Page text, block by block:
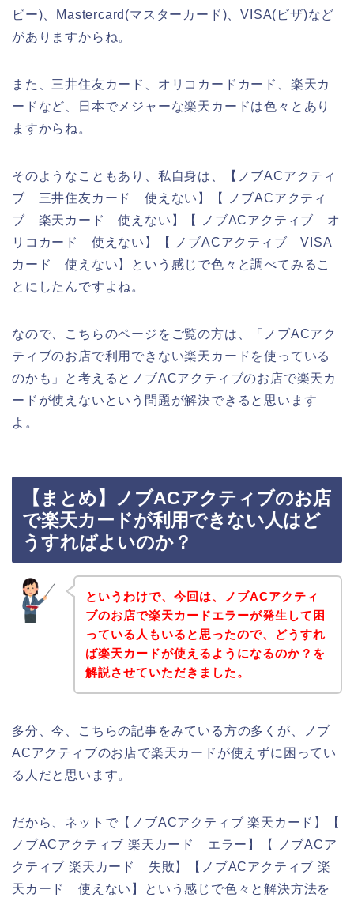
ビー)、Mastercard(マスターカード)、VISA(ビザ)など
がありますからね。
また、三井住友カード、オリコカードカード、楽天カ
ードなど、日本でメジャーな楽天カードは色々とあり
ますからね。
そのようなこともあり、私自身は、【ノブACアクティ
ブ 三井住友カード 使えない】【 ノブACアクティ
ブ 楽天カード 使えない】【 ノブACアクティブ オ
リコカード 使えない】【 ノブACアクティブ VISA
カード 使えない】という感じで色々と調べてみるこ
とにしたんですよね。
なので、こちらのページをご覧の方は、「ノブACアク
ティブのお店で利用できない楽天カードを使っている
のかも」と考えるとノブACアクティブのお店で楽天カ
ードが使えないという問題が解決できると思います
よ。
【まとめ】ノブACアクティブのお店
で楽天カードが利用できない人はど
うすればよいのか？
というわけで、今回は、ノブACアクティ
ブのお店で楽天カードエラーが発生して困
っている人もいると思ったので、どうすれ
ば楽天カードが使えるようになるのか？を
解説させていただきました。
多分、今、こちらの記事をみている方の多くが、ノブ
ACアクティブのお店で楽天カードが使えずに困ってい
る人だと思います。
だから、ネットで【ノブACアクティブ 楽天カード】【
ノブACアクティブ 楽天カード エラー】【 ノブACア
クティブ 楽天カード 失敗】【ノブACアクティブ 楽
天カード 使えない】という感じで色々と解決方法を